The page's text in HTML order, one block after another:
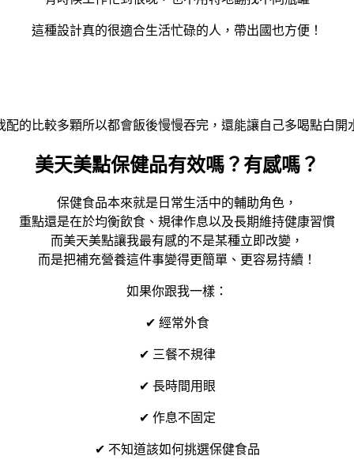
這種設計真的很適合生活忙碌的人，帶出國也方便！
配的比較多顆所以都會飯後慢慢吞完，還能讓自己多喝點白開
美天美點保健品有效嗎？有感嗎？
保健食品本來就是日常生活中的輔助角色，
重點還是在於均衡飲食、規律作息以及長期維持健康習慣
而美天美點讓我最有感的不是某種立即改變，
而是把補充營養這件事變得更簡單、更容易持續！
如果你跟我一樣：
✔ 經常外食
✔ 三餐不規律
✔ 長時間用眼
✔ 作息不固定
✔ 不知道該如何挑選保健食品